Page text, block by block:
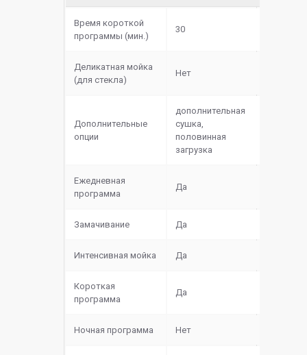
Время короткой
программы (мин.)
30
Деликатная мойка
(для стекла)
Нет
Дополнительные
опции
дополнительная
сушка,
половинная
загрузка
Ежедневная
программа
Да
Замачивание Да
Интенсивная мойка Да
Короткая
программа
Да
Ночная программа Нет